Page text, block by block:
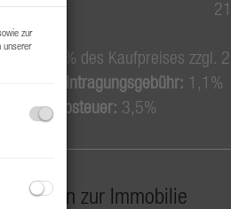
3% des Kaufpreises zzgl.
1,1%
3,5%
Basisdaten zur Immobilie
zur
unserer